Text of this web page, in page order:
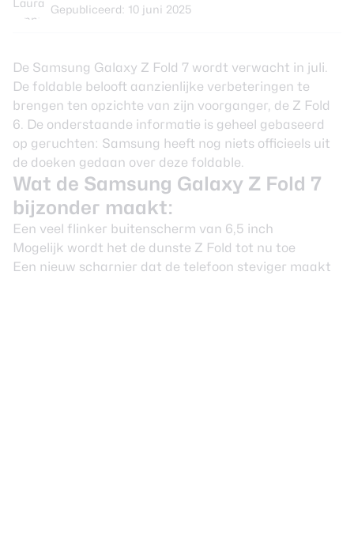
Gepubliceerd: 10 juni 2025
De Samsung Galaxy Z Fold 7 wordt verwacht in juli.
De foldable belooft aanzienlijke verbeteringen te
brengen ten opzichte van zijn voorganger, de Z Fold
6. De onderstaande informatie is geheel gebaseerd
op geruchten: Samsung heeft nog niets officieels uit
de doeken gedaan over deze foldable.
Wat de Samsung Galaxy Z Fold 7
bijzonder maakt:
Een veel flinker buitenscherm van 6,5 inch
Mogelijk wordt het de dunste Z Fold tot nu toe
Een nieuw scharnier dat de telefoon steviger maakt